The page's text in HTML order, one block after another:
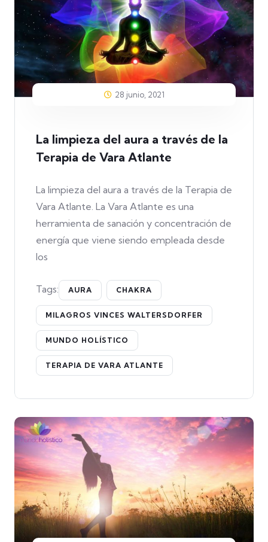
28 junio, 2021
La limpieza del aura a través de la
Terapia de Vara Atlante
La limpieza del aura a través de la Terapia de
Vara Atlante. La Vara Atlante es una
herramienta de sanación y concentración de
energía que viene siendo empleada desde
los
Tags: AURA CHAKRA
MILAGROS VINCES WALTERSDORFER
MUNDO HOLÍSTICO
TERAPIA DE VARA ATLANTE